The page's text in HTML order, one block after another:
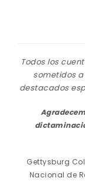
Todos los
sometidos
destacados
Gettysburg
Nacional de